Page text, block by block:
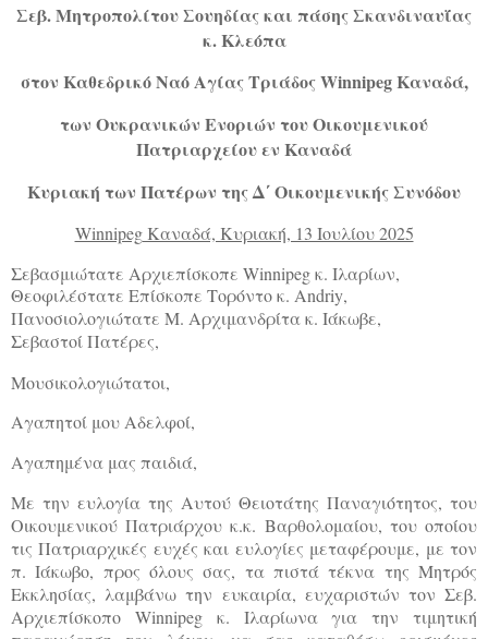
Σεβ. Μητροπολίτου Σουηδίας και πάσης Σκανδιναυΐας
κ. Κλεόπα
στον Καθεδρικό Ναό Αγίας ΤριάδοςWinnipegΚαναδά,
των Ουκρανικών Ενοριών του Οικουμενικού
Πατριαρχείου εν Καναδά
Κυριακή των Πατέρων της Δ΄ Οικουμενικής Συνόδου
WinnipegΚαναδά, Κυριακή, 13 Ιουλίου 2025
Σεβασμιώτατε Αρχιεπίσκοπε Winnipegκ. Ιλαρίων,
Θεοφιλέστατε Επίσκοπε Τορόντο κ. Andriy,
Πανοσιολογιώτατε M. Αρχιμανδρίτα κ. Ιάκωβε,
Σεβαστοί Πατέρες,
Μουσικολογιώτατοι,
Αγαπητοί μου Αδελφοί,
Αγαπημένα μας παιδιά,
Με την ευλογία της Αυτού Θειοτάτης Παναγιότητος, του
Οικουμενικού Πατριάρχου κ.κ. Βαρθολομαίου, του οποίου
τις Πατριαρχικές ευχές και ευλογίες μεταφέρουμε, με τον
π. Ιάκωβο, προς όλους σας, τα πιστά τέκνα της Μητρός
Εκκλησίας, λαμβάνω την ευκαιρία, ευχαριστών τον Σεβ.
Αρχιεπίσκοπο Winnipegκ. Ιλαρίωνα για την τιμητική